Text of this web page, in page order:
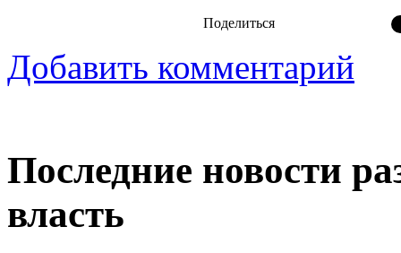
Поделиться
Добавить комментарий
Последние новости
власть